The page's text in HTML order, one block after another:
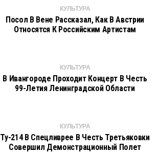
КУЛЬТУРА
Посол В Вене Рассказал, Как В Австрии
Относятся К Российским Артистам
КУЛЬТУРА
В Ивангороде Проходит Концерт В Честь
99-Летия Ленинградской Области
КУЛЬТУРА
Ту-214 В Спецливрее В Честь Третьяковки
Совершил Демонстрационный Полет